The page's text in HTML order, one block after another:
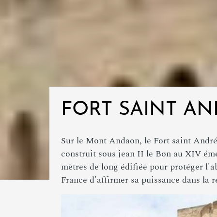
FORT SAINT
Sur le Mont Andaon, le Fort saint
construit sous jean II le Bon au XIV
mètres de long édifiée pour protéger
France d'affirmer sa puissance dans la